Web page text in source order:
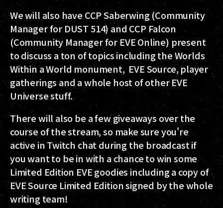
We will also have CCP Saberwing (Community
Manager for DUST 514) and CCP Falcon
(Community Manager for EVE Online) present
to discuss a ton of topics including the Worlds
Within a World monument, EVE Source, player
gatherings and a whole host of other EVE
Universe stuff.
There will also be a few giveaways over the
course of the stream, so make sure you're
active in Twitch chat during the broadcast if
you want to be in with a chance to win some
Limited Edition EVE goodies including a copy of
EVE Source Limited Edition signed by the whole
writing team!